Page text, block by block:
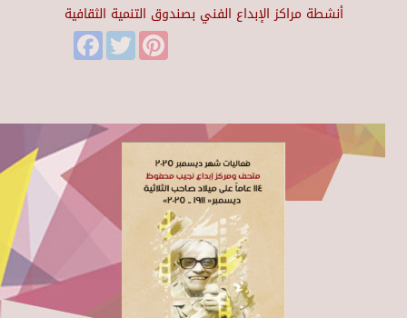
أنشطة مراكز الإبداع الفني بصندوق التنمية الثقافية
FacebookTwitter